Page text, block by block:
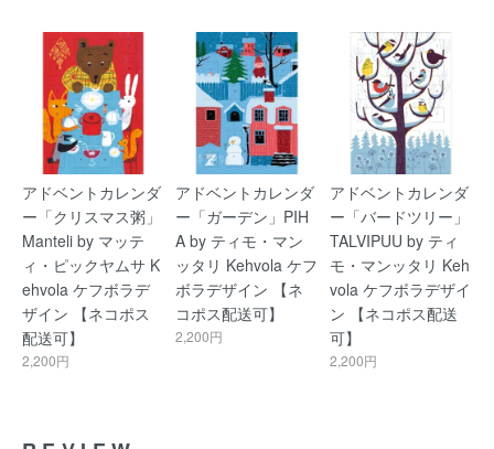
アドベントカレンダ
ー「クリスマス粥」
Manteli by マッテ
ィ・ピックヤムサ K
ehvola ケフボラデ
ザイン 【ネコポス
配送可】
2,200円
アドベントカレンダ
ー「ガーデン」PIH
A by ティモ・マン
ッタリ Kehvola ケフ
ボラデザイン 【ネ
コポス配送可】
2,200円
アドベントカレンダ
ー「バードツリー」
TALVIPUU by ティ
モ・マンッタリ Keh
vola ケフボラデザイ
ン 【ネコポス配送
可】
2,200円